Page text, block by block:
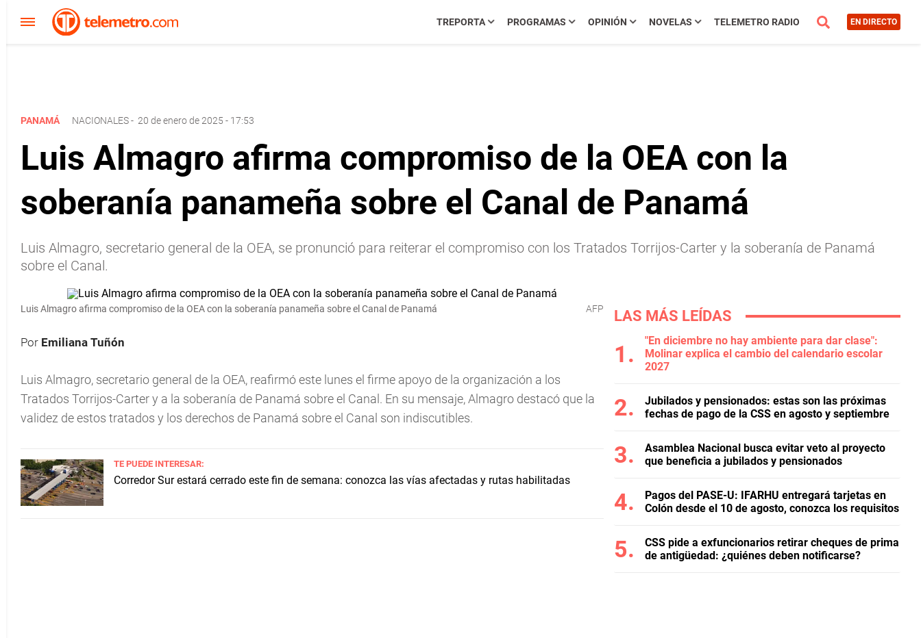
TREPORTA PROGRAMAS OPINIÓN NOVELAS TELEMETRO RADIO EN DIRECTO
PANAMÁ NACIONALES- 20 de enero de 2025 - 17:53
Luis Almagro afirma compromiso de la OEA con la
soberanía panameña sobre el Canal de Panamá
Luis Almagro, secretario general de la OEA, se pronunció para reiterar el compromiso con los Tratados Torrijos-Carter y la soberanía de Panamá
sobre el Canal.
Luis Almagro afirma compromiso de la OEA con la soberanía panameña sobre el Canal de Panamá AFP
Por Emiliana Tuñón
Luis Almagro, secretario general de la OEA, reafirmó este lunes el firme apoyo de la organización a los
Tratados Torrijos-Carter y a la soberanía de Panamá sobre el Canal. En su mensaje, Almagro destacó que la
validez de estos tratados y los derechos de Panamá sobre el Canal son indiscutibles.
TE PUEDE INTERESAR:
Corredor Sur estará cerrado este fin de semana: conozca las vías afectadas y rutas habilitadas
LAS MÁS LEÍDAS
"En diciembre no hay ambiente para dar clase":
Molinar explica el cambio del calendario escolar
2027
Jubilados y pensionados: estas son las próximas
fechas de pago de la CSS en agosto y septiembre
Asamblea Nacional busca evitar veto al proyecto
que beneficia a jubilados y pensionados
Pagos del PASE-U: IFARHU entregará tarjetas en
Colón desde el 10 de agosto, conozca los requisitos
CSS pide a exfuncionarios retirar cheques de prima
de antigüedad: ¿quiénes deben notificarse?